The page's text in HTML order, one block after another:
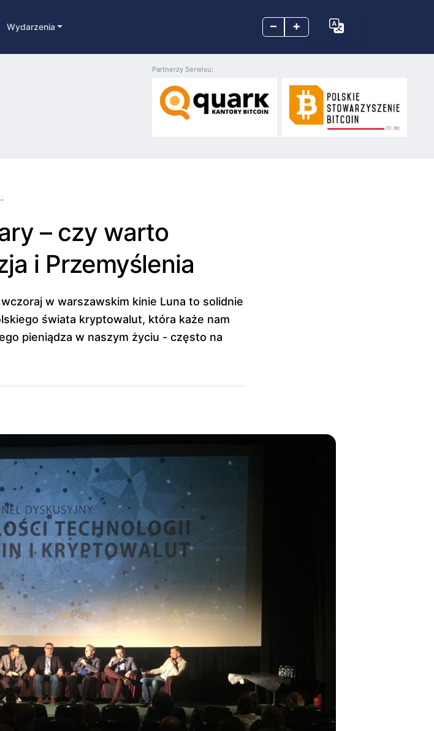
– +
Wydarzenia
Partnerzy Serwisu:
– czy warto
i Przemyślenia
w warszawskim kinie Luna to solidnie
świata kryptowalut, która każe nam
pieniądza w naszym życiu - często na